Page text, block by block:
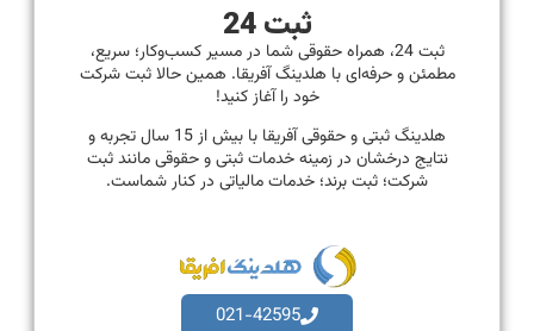
ثبت 24
ثبت 24، همراه حقوقی شما در مسیر کسب‌وکار؛ سریع،
مطمئن و حرفه‌ای با هلدینگ آفریقا. همین حالا ثبت شرکت
خود را آغاز کنید!
هلدینگ ثبتی و حقوقی آفریقا با بیش از 15 سال تجربه و
نتایج درخشان در زمینه خدمات ثبتی و حقوقی مانند ثبت
شرکت؛ ثبت برند؛ خدمات مالیاتی در کنار شماست.
021-42595